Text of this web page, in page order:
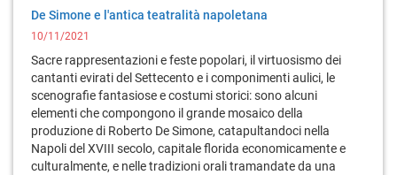
De Simone e l'antica teatralità napoletana
10/11/2021
Sacre rappresentazioni e feste popolari, il virtuosismo dei
cantanti evirati del Settecento e i componimenti aulici, le
scenografie fantasiose e costumi storici: sono alcuni
elementi che compongono il grande mosaico della
produzione di Roberto De Simone, catapultandoci nella
Napoli del XVIII secolo, capitale florida economicamente e
culturalmente, e nelle tradizioni orali tramandate da una